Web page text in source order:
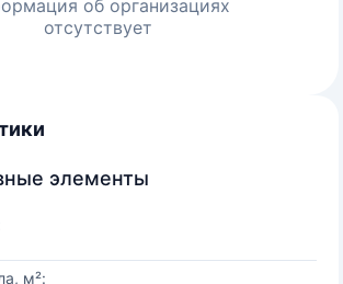
об организациях
отсутствует
элементы
м²: